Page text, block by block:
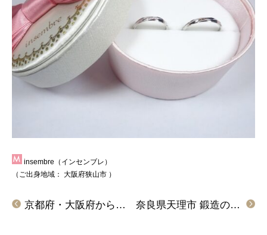
insembre（インセンブレ）
（ご出身地域： 大阪府狭山市 ）
奈良県天理市 鍛造の結婚指輪でロゼットSPとアイディアルプリュフォールをご成約頂きました
京都府・大阪府からご来店「LAPAGE」のエンゲージリングをご成約頂きました